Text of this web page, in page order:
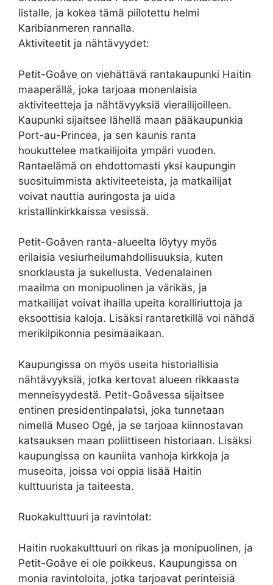
listalle, ja kokea tämä piilotettu helmi
Karibianmeren rannalla.
Aktiviteetit ja nähtävyydet:
Petit-Goâve on viehättävä rantakaupunki Haitin
maaperällä, joka tarjoaa monenlaisia
aktiviteetteja ja nähtävyyksiä vierailijoilleen.
Kaupunki sijaitsee lähellä maan pääkaupunkia
Port-au-Princea, ja sen kaunis ranta
houkuttelee matkailijoita ympäri vuoden.
Rantaelämä on ehdottomasti yksi kaupungin
suosituimmista aktiviteeteista, ja matkailijat
voivat nauttia auringosta ja uida
kristallinkirkkaissa vesissä.
Petit-Goâven ranta-alueelta löytyy myös
erilaisia vesiurheilumahdollisuuksia, kuten
snorklausta ja sukellusta. Vedenalainen
maailma on monipuolinen ja värikäs, ja
matkailijat voivat ihailla upeita koralliriuttoja ja
eksoottisia kaloja. Lisäksi rantaretkillä voi nähdä
merikilpikonnia pesimäaikaan.
Kaupungissa on myös useita historiallisia
nähtävyyksiä, jotka kertovat alueen rikkaasta
menneisyydestä. Petit-Goâvessa sijaitsee
entinen presidentinpalatsi, joka tunnetaan
nimellä Museo Ogé, ja se tarjoaa kiinnostavan
katsauksen maan poliittiseen historiaan. Lisäksi
kaupungissa on kauniita vanhoja kirkkoja ja
museoita, joissa voi oppia lisää Haitin
kulttuurista ja taiteesta.
Ruokakulttuuri ja ravintolat:
Haitin ruokakulttuuri on rikas ja monipuolinen, ja
Petit-Goâve ei ole poikkeus. Kaupungissa on
monia ravintoloita, jotka tarjoavat perinteisiä